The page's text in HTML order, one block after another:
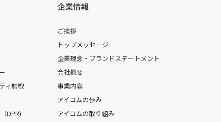
ィ無線
DPR)
企業情報
ご挨拶
トップメッセージ
企業理念・ブランドステートメント
会社概要
事業内容
アイコムの歩み
アイコムの取り組み